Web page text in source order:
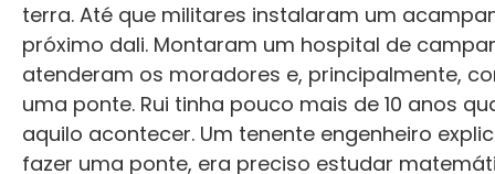
terra. Até que militares instalaram um
próximo dali. Montaram um hospital de
atenderam os moradores e, principalmente,
uma ponte. Rui tinha pouco mais de 10 anos
aquilo acontecer. Um tenente engenheiro
fazer uma ponte, era preciso estudar